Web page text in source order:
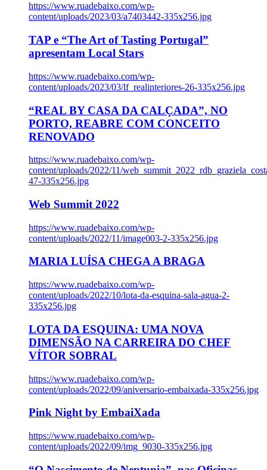
https://www.ruadebaixo.com/wp-
content/uploads/2023/03/a7403442-335x256.jpg
TAP e “The Art of Tasting Portugal”
apresentam Local Stars
https://www.ruadebaixo.com/wp-
content/uploads/2023/03/lf_realinteriores-26-335x256.jpg
“REAL BY CASA DA CALÇADA”, NO
PORTO, REABRE COM CONCEITO
RENOVADO
https://www.ruadebaixo.com/wp-
content/uploads/2022/11/
47-335x256.jpg
Web Summit 2022
https://www.ruadebaixo.com/wp-
content/uploads/2022/11/image003-2-335x256.jpg
MARIA LUÍSA CHEGA A BRAGA
https://www.ruadebaixo.com/wp-
content/uploads/2022/10/lota-da-esquina-sala-agua-2-
335x256.jpg
LOTA DA ESQUINA: UMA NOVA
DIMENSÃO NA CARREIRA DO CHEF
VÍTOR SOBRAL
https://www.ruadebaixo.com/wp-
content/uploads/2022/09/aniversario-embaixada-335x256.jpg
Pink Night by EmbaiXada
https://www.ruadebaixo.com/wp-
content/uploads/2022/09/img_9030-335x256.jpg